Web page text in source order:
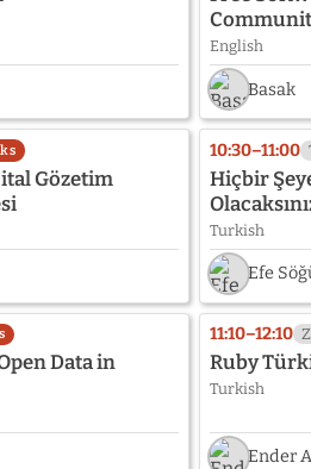
English
Basak
Gözetim
10:30–11:00
Hiçbir
Turkish
Efe
Data in
11:10–12:10
Ruby
Turkish
Ender